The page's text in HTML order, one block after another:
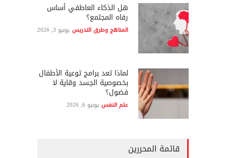
هل الذكاء العاطفي أساس
رفاه المجتمع؟
المناهج وطرق التدريس يونيو 3, 2026
لماذا تعد برامج توعية الأطفال
بخصوصية الجسد وقاية لا
فضول؟
علم النفس يونيو 6, 2026
قائمة المحررين